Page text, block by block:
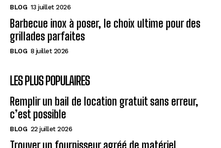
BLOG 13 juillet 2026
Barbecue inox à poser, le choix ultime pour des
grillades parfaites
BLOG 8 juillet 2026
LES PLUS POPULAIRES
Remplir un bail de location gratuit sans erreur,
c’est possible
BLOG 22 juillet 2026